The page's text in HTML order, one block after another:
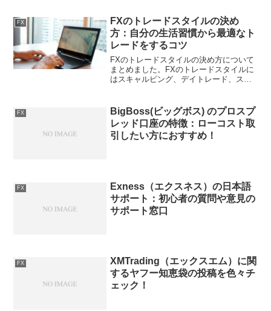
FX
FXのトレードスタイルの決め
方：自分の生活習慣から最適なト
レードをするコツ
FXのトレードスタイルの決め方について
まとめました。FXのトレードスタイルに
はスキャルピング、デイトレード、スイ
リット、デメリットを比較します。初心
者におすすめのトレードスタイルについ
ても触れておきます。
FX
BigBoss(ビッグボス) のプロスプ
レッド口座の特徴：ローコスト取
引したい方におすすめ！
FX
Exness（エクスネス）の日本語
サポート：初心者の質問や意見の
サポート窓口
FX
XMTrading（エックスエム）に関
するヤフー知恵袋の投稿を色々チ
ェック！